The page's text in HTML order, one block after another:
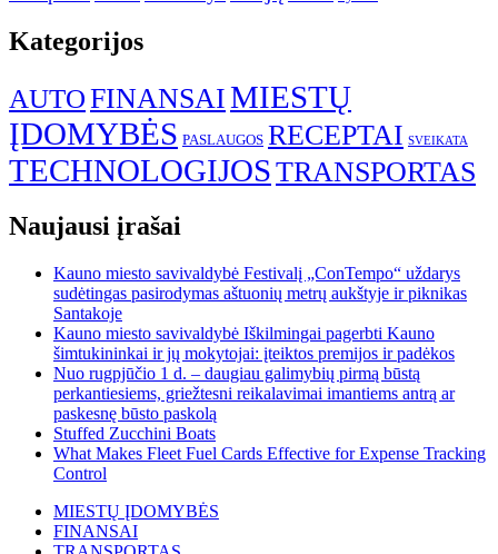
Kategorijos
AUTOFINANSAIMIESTŲ
ĮDOMYBĖS PASLAUGOS RECEPTAI SVEIKATA
TECHNOLOGIJOSTRANSPORTAS
Naujausi įrašai
Kauno miesto savivaldybė Festivalį „ConTempo“ uždarys
sudėtingas pasirodymas aštuonių metrų aukštyje ir piknikas
Santakoje
Kauno miesto savivaldybė Iškilmingai pagerbti Kauno
šimtukininkai ir jų mokytojai: įteiktos premijos ir padėkos
Nuo rugpjūčio 1 d. – daugiau galimybių pirmą būstą
perkantiesiems, griežtesni reikalavimai imantiems antrą ar
paskesnę būsto paskolą
Stuffed Zucchini Boats
What Makes Fleet Fuel Cards Effective for Expense Tracking
Control
MIESTŲ ĮDOMYBĖS
FINANSAI